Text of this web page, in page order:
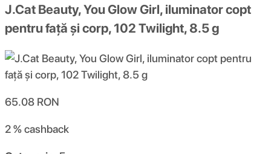
J.Cat Beauty, You Glow Girl, iluminator copt
pentru față și corp, 102 Twilight, 8.5 g
65.08 RON
2 %cashback